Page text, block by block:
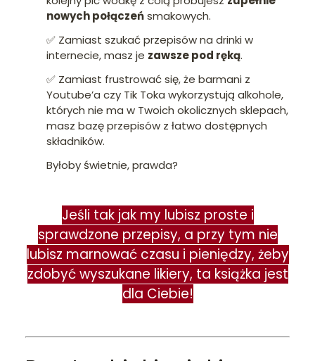
nowych połączeńsmakowych.
✅ Zamiast szukać przepisów na drinki w
internecie, masz je zawsze pod ręką.
✅ Zamiast frustrować się, że barmani z
Youtube’a czy Tik Toka wykorzystują alkohole,
których nie ma w Twoich okolicznych sklepach,
masz bazę przepisów z łatwo dostępnych
składników.
Byłoby świetnie, prawda?
Jeśli tak jak my lubisz proste i
sprawdzone przepisy, a przy tym nie
lubisz marnować czasu i pieniędzy, żeby
zdobyć wyszukane likiery, ta książka jest
dla Ciebie!